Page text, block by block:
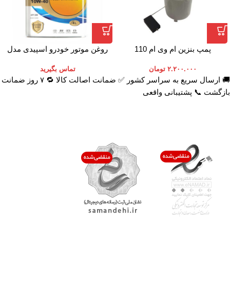
پمپ بنزین ام وی ام 110
۲.۲۰۰.۰۰۰ تومان
روغن موتور خودرو اسپیدی مدل
تماس بگیرید
🚚 ارسال سریع به سراسر کشور ✅ ضمانت اصالت کالا 🔁 ۷ روز ضمانت
بازگشت 📞 پشتیبانی واقعی